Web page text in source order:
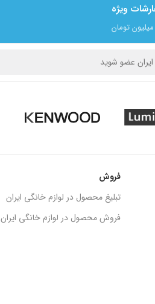
ویژه
تومان
فروش
تبلیغ محصول در لوازم خانگی ایران
فروش محصول در لوازم خانگی ایران